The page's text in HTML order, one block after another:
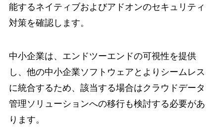
能するネイティブおよびアドオンのセキュリティ
対策を確認します。
中小企業は、エンドツーエンドの可視性を提供
し、他の中小企業ソフトウェアとよりシームレス
に統合するため、該当する場合はクラウドデータ
管理ソリューションへの移行も検討する必要があ
ります。